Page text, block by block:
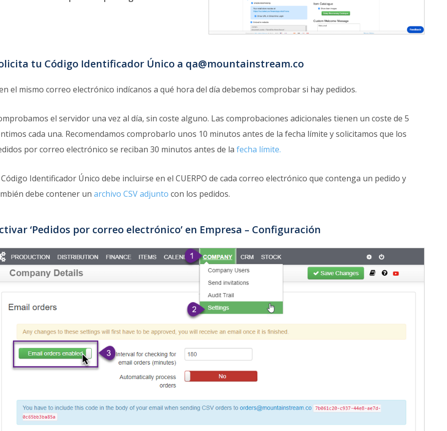
tu Código Identificador Único a qa@mountainstream.co
el mismo correo electrónico indícanos a qué hora del día debemos comprobar si hay pedidos.
el servidor una vez al día, sin coste alguno. Las comprobaciones adicionales tienen un coste de 5
cada una. Recomendamos comprobarlo unos 10 minutos antes de la fecha límite y solicitamos que los
por correo electrónico se reciban 30 minutos antes de lafecha límite.
Código Identificador Único debe incluirse en el CUERPO de cada correo electrónico que contenga un pedido y
debe contener un archivo CSV adjunto con los pedidos.
‘Pedidos por correo electrónico’ en Empresa – Configuración